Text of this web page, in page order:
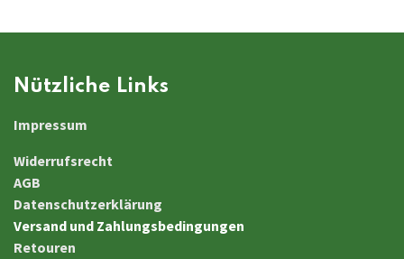
Nützliche Links
Impressum
Widerrufsrecht
AGB
Datenschutzerklärung
Versand und Zahlungsbedingungen
Retouren